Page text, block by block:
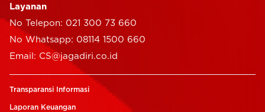
Layanan
No Telepon: 021 300 73 660
No Whatsapp: 08114 1500 660
Email: CS@jagadiri.co.id
Transparansi Informasi
Laporan Keuangan